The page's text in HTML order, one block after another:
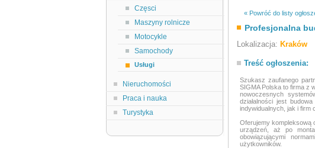
Częsci
Maszyny rolnicze
Motocykle
Samochody
Usługi
Nieruchomości
Praca i nauka
Turystyka
« Powróć do listy
Profesjonalna
Lokalizacja: Kraków
Treść ogłoszenia:
Szukasz zaufanego
SIGMA Polska to firma z
nowoczesnych
działalności jest
indywidualnych, jak i firm
Oferujemy kompleksową
urządzeń, aż po
obowiązującymi
użytkowników.